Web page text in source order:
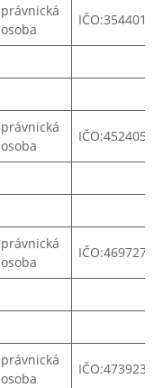
právnická
osoba
IČO:35440139
právnická
osoba
IČO:45240540
právnická
osoba
IČO:46972773
právnická
osoba
IČO:47392371